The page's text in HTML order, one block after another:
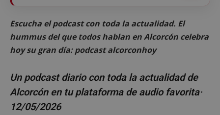
Escucha el podcast con toda la actualidad. El
hummus del que todos hablan en Alcorcón celebra
hoy su gran día: podcast alcorconhoy
Un podcast diario con toda la actualidad de
Alcorcón en tu plataforma de audio favorita·
12/05/2026